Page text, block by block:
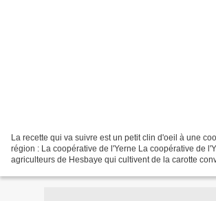
La recette qui va suivre est un petit clin d'oeil à une
région : La coopérative de l'Yerne La coopérative de
agriculteurs de Hesbaye qui cultivent de la carotte